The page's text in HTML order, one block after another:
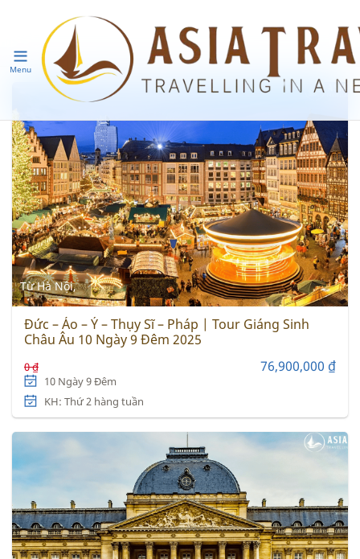
Menu
Từ Hà Nội,
Đức – Áo – Ý – Thụy Sĩ – Pháp | Tour Giáng Sinh
Châu Âu 10 Ngày 9 Đêm 2025
0 ₫ 76,900,000 ₫
10 Ngày 9 Đêm
KH: Thứ 2 hàng tuần